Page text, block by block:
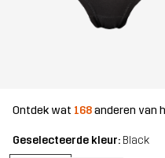
Ontdek wat 168anderen van
Geselecteerde kleur: Black